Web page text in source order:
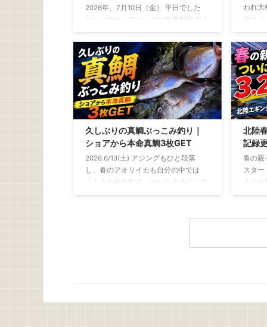
2026年、7月10日（金） 平日でした
が、バチコンアジングに急遽参戦 友人
ど前 「平日やけど、バチコン行くけ
～」 断る理由は微塵もありません。
バチコンアジングとは？ バチコンアジ
ングとは、バーチカルコンタクトアジ
ングの略 決して、 「アジがバチバ
チ、コンコンと当たる釣り」 という意
味ではないです 船から仕掛けを縦方向
に落とし、深い場所にいるアジを狙う
釣り 初夏になって水温が上昇すると、
くなってきます この時期に岸から釣れ
やすいのは、豆 ...
われ大
タス
ょうゆ
こし
量 釣
ったま
のを使
付け
い骨を
べや
ーレタ
久しぶりの真鯛ぶっこみ釣り｜
ショアから本命真鯛3枚GET
2026.6/13(土) アジングもひと段落
し、春のアオリイカも自分の中では
「もう十分かな？」というタイミング
もらって年に1、2回ほどバチコンを楽
釣りにはぶっこみ釣りの面白さがあり
北陸
記録
春の親
スター
えイ